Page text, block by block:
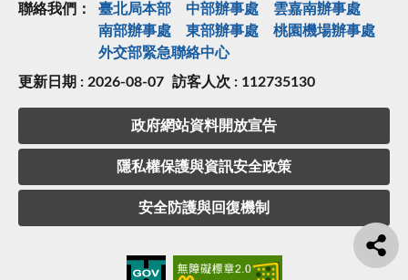
聯絡我們： 臺北局本部 中部辦事處
雲嘉南辦事處
南部辦事處
東部辦事處
桃園機場辦事處
外交部緊急聯絡中⼼
更新日期 : 2026-08-07 訪客人次 : 112735130
政府網站資料開放宣告
隱私權保護與資訊安全政策
安全防護與回復機制